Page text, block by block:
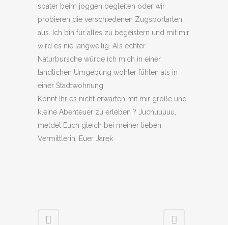
später beim joggen begleiten oder wir
probieren die verschiedenen Zugsportarten
aus. Ich bin für alles zu begeistern und mit mir
wird es nie langweilig. Als echter
Naturbursche würde ich mich in einer
ländlichen Umgebung wohler fühlen als in
einer Stadtwohnung.
Könnt Ihr es nicht erwarten mit mir große und
kleine Abenteuer zu erleben ? Juchuuuuu,
meldet Euch gleich bei meiner lieben
Vermittlerin. Euer Jarek